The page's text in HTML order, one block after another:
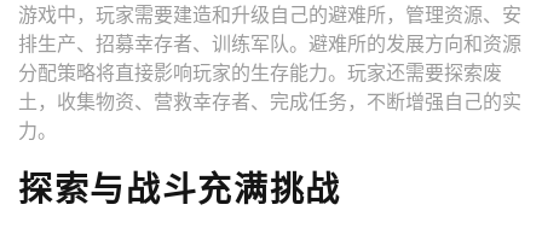
游戏中，玩家需要建造和升级自己的避难所，管理资源、安
排生产、招募幸存者、训练军队。避难所的发展方向和资源
分配策略将直接影响玩家的生存能力。玩家还需要探索废
土，收集物资、营救幸存者、完成任务，不断增强自己的实
力。
探索与战斗充满挑战